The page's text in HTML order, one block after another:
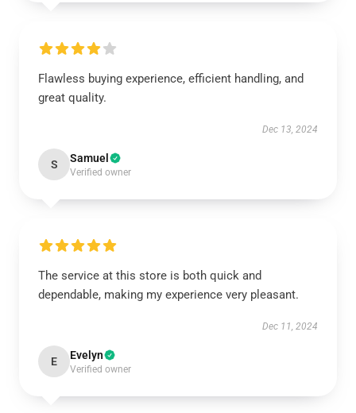
Flawless buying experience, efficient handling, and
great quality.
Dec 13, 2024
S Samuel
Verified owner
The service at this store is both quick and
dependable, making my experience very pleasant.
Dec 11, 2024
E Evelyn
Verified owner